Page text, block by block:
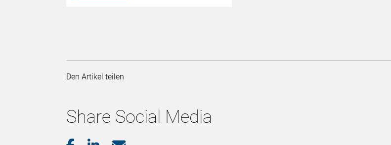
Den Artikel teilen
Share Social Media